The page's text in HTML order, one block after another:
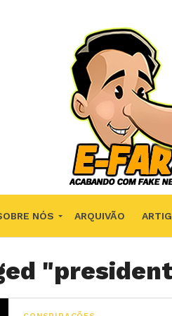
NÓS ARQUIVÃO